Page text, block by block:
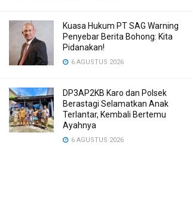
Kuasa Hukum PT SAG Warning
Penyebar Berita Bohong: Kita
Pidanakan!
6 AGUSTUS 2026
DP3AP2KB Karo dan Polsek
Berastagi Selamatkan Anak
Terlantar, Kembali Bertemu
Ayahnya
6 AGUSTUS 2026